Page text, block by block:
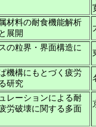
材料の耐食機能解析
展開
の粒界・界面構造に
機構にもとづく疲労
研究
レーションによる耐
労破壊に関する多面